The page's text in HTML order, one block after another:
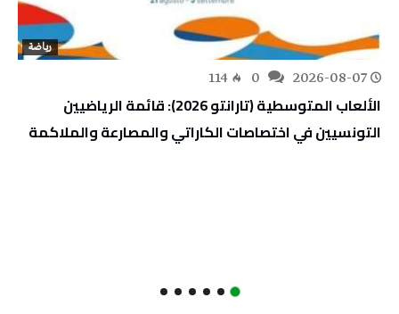
رياضة
2026-08-07
114
الألعاب المتوسطية (تارانتو 2026): قائمة الرياضيين
التونسيين في اختصاصات الكاراتي والمصارعة والملاكمة